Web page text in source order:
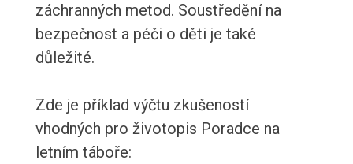
záchranných metod. Soustředění na
bezpečnost a péči o děti je také
důležité.
Zde je příklad výčtu zkušeností
vhodných pro životopis Poradce na
letním táboře: